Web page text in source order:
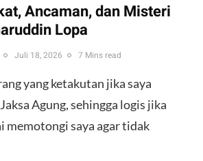
Ancaman, dan Misteri
Lopa
Juli 18, 2026 7 Mins read
yang ketakutan jika saya
Agung, sehingga logis jika
memotongi saya agar tidak